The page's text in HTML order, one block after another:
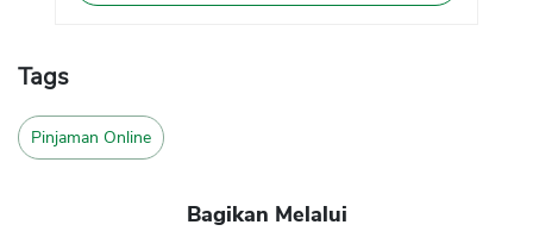
Tags
Pinjaman Online
Bagikan Melalui